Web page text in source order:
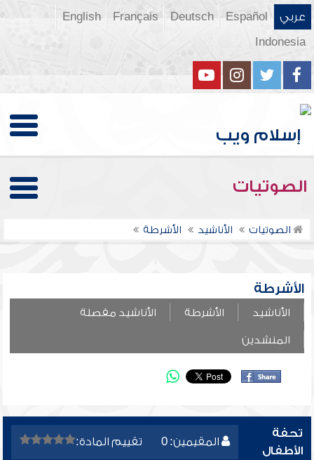
عربي Español
Deutsch
Français
English
Indonesia
الصوتيات
الصوتيات الأناشيد الأشرطة
الأشرطة
الأناشيد الأشرطة الأناشيد مفصلة
المنشدين
المقيمين: 0 تقييم المادة:
تحفة
الأطفال